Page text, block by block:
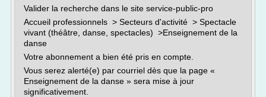
Valider la recherche dans le site service-public-pro
Accueil professionnels > Secteurs d'activité > Spectacle
vivant (théâtre, danse, spectacles) >Enseignement de la
danse
Votre abonnement a bien été pris en compte.
Vous serez alerté(e) par courriel dès que la page «
Enseignement de la danse » sera mise à jour
significativement.